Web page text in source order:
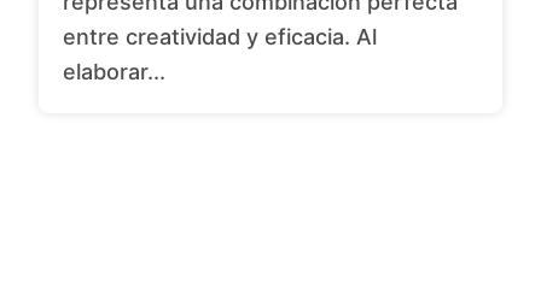
entre creatividad y eficacia. Al
elaborar...